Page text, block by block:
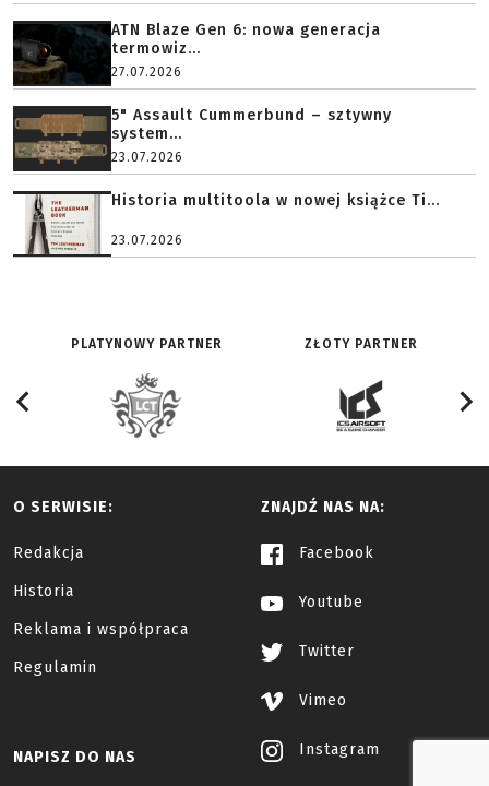
ATN Blaze Gen 6: nowa generacja
termowiz...
27.07.2026
5" Assault Cummerbund – sztywny
system...
23.07.2026
Historia multitoola w nowej książce Ti...
23.07.2026
PLATYNOWY PARTNER ZŁOTY PARTNER
O SERWISIE:
Redakcja
Historia
Reklama i współpraca
Regulamin
ZNAJDŹ NAS NA:
Facebook
Youtube
Twitter
Vimeo
Instagram
NAPISZ DO NAS